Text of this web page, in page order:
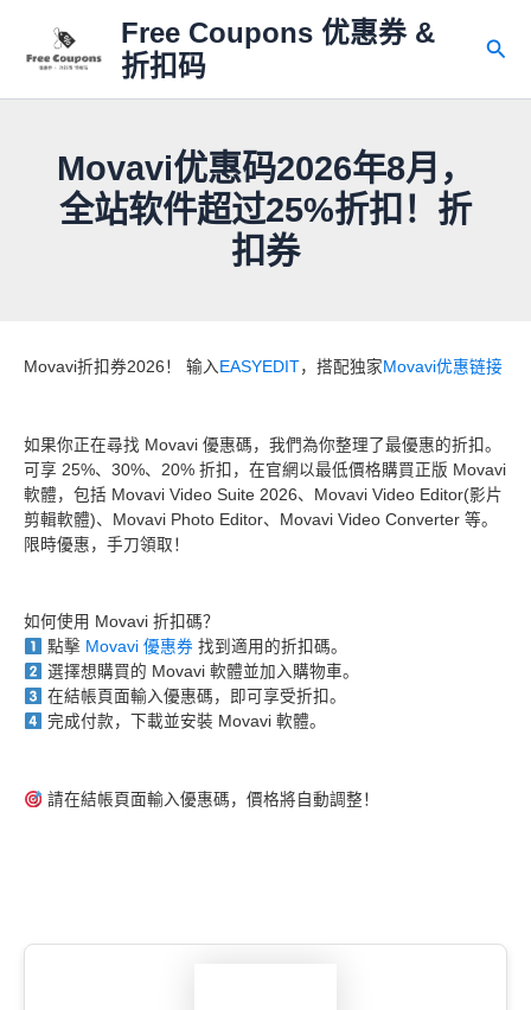
Free Coupons 优惠券 &
折扣码
搜
Movavi优惠码2026年8月，
全站软件超过25%折扣！折
扣券
Movavi折扣券2026！ 输入 EASYEDIT，搭配独家 Movavi优惠链接
如果你正在尋找 Movavi 優惠碼，我們為你整理了最優惠的折扣。
可享 25%、30%、20% 折扣，在官網以最低價格購買正版 Movavi
軟體，包括 Movavi Video Suite 2026、Movavi Video Editor(影片
剪輯軟體)、Movavi Photo Editor、Movavi Video Converter 等。
限時優惠，手刀領取！
如何使用 Movavi 折扣碼？
點擊 Movavi 優惠券找到適用的折扣碼。
選擇想購買的 Movavi 軟體並加入購物車。
在結帳頁面輸入優惠碼，即可享受折扣。
完成付款，下載並安裝 Movavi 軟體。
請在結帳頁面輸入優惠碼，價格將自動調整！